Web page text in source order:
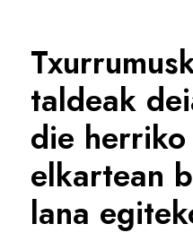
taldeak
die
elkartean
lana